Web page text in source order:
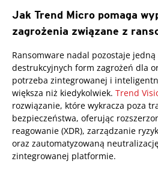
Jak Trend Micro pomaga
zagrożenia związane z
Ransomware nadal pozostaje
destrukcyjnych form zagrożeń dla
potrzeba zintegrowanej i
większa niż kiedykolwiek. Trend
rozwiązanie, które wykracza poza
bezpieczeństwa, oferując
reagowanie (XDR), zarządzanie
oraz zautomatyzowaną
zintegrowanej platformie.